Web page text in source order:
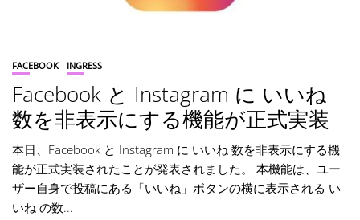
FACEBOOK INGRESS
Facebook と Instagram に いいね
数を非表示にする機能が正式実装
本日、Facebook と Instagram に いいね 数を非表示にする機
能が正式実装されたことが発表されました。 本機能は、ユー
ザー自身で投稿にある「いいね」ボタンの横に表示される い
いね の数...